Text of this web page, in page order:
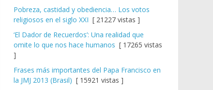
Pobreza, castidad y obediencia… Los votos
religiosos en el siglo XXI [ 21227 vistas ]
‘El Dador de Recuerdos’: Una realidad que
omite lo que nos hace humanos [ 17265 vistas
]
Frases más importantes del Papa Francisco en
la JMJ 2013 (Brasil) [ 15921 vistas ]